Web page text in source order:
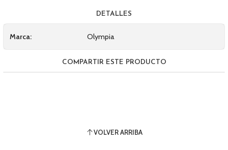
DETALLES
Marca: Olympia
COMPARTIR ESTE PRODUCTO
VOLVER ARRIBA